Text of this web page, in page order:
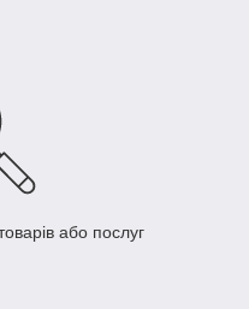
або послуг